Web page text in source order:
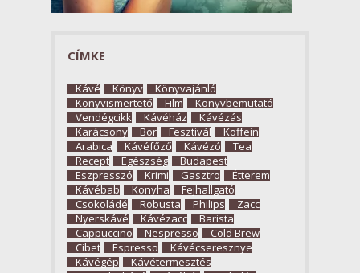
CÍMKE
Kávé Könyv
Könyvajánló
Könyvismertető
Film
Könyvbemutató
Vendégcikk
Kávéház
Kávézás
Karácsony
Bor Fesztivál
Koffein
Arabica
Kávéfőző Kávézó
Tea
Recept
Egészség
Budapest
Eszpresszó
Krimi Gasztro
Étterem
Kávébab
Konyha
Fejhallgató
Csokoládé
Robusta Philips
Zacc
Nyerskávé
Kávézacc
Barista
Cappuccino
Nespresso
Cold Brew
Cibet
Espresso
Kávécseresznye
Kávégép
Kávétermesztés